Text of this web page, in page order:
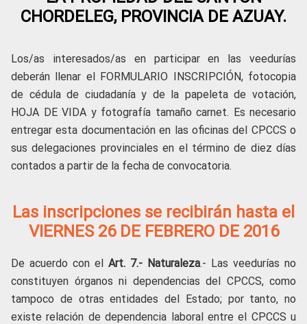
CHORDELEG, PROVINCIA DE AZUAY.
Los/as interesados/as en participar en las veedurías
deberán llenar el FORMULARIO INSCRIPCIÓN, fotocopia
de cédula de ciudadanía y de la papeleta de votación,
HOJA DE VIDA y fotografía tamaño carnet. Es necesario
entregar esta documentación en las oficinas del CPCCS o
sus delegaciones provinciales en el término de diez días
contados a partir de la fecha de convocatoria.
Las inscripciones se recibirán hasta el
VIERNES 26 DE FEBRERO DE 2016
De acuerdo con el Art. 7.- Naturaleza.- Las veedurías no
constituyen órganos ni dependencias del CPCCS, como
tampoco de otras entidades del Estado; por tanto, no
existe relación de dependencia laboral entre el CPCCS u